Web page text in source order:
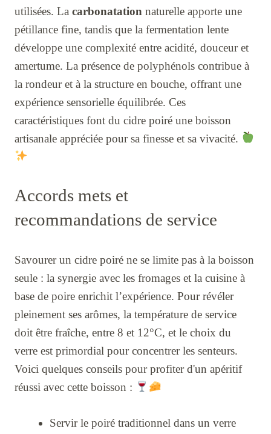
utilisées. La carbonatation naturelle apporte une
pétillance fine, tandis que la fermentation lente
développe une complexité entre acidité, douceur et
amertume. La présence de polyphénols contribue à
la rondeur et à la structure en bouche, offrant une
expérience sensorielle équilibrée. Ces
caractéristiques font du cidre poiré une boisson
artisanale appréciée pour sa finesse et sa vivacité.
Accords mets et
recommandations de service
Savourer un cidre poiré ne se limite pas à la boisson
seule : la synergie avec les fromages et la cuisine à
base de poire enrichit l’expérience. Pour révéler
pleinement ses arômes, la température de service
doit être fraîche, entre 8 et 12°C, et le choix du
verre est primordial pour concentrer les senteurs.
Voici quelques conseils pour profiter d'un apéritif
réussi avec cette boisson :
Servir le poiré traditionnel dans un verre